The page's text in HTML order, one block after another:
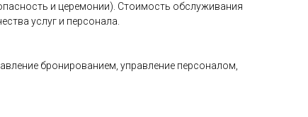
и церемонии). Стоимость обслуживания
услуг и персонала.
бронированием, управление персоналом,